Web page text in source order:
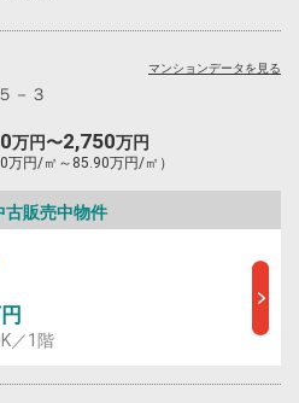
－３
万円〜2,750万円
万円/㎡～85.90万円/㎡）
マンションデータを見る
古販売中物件
／1階